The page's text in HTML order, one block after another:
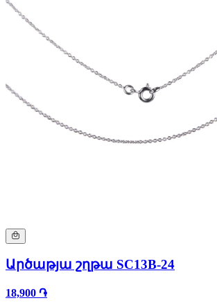
Արծաթյա շղթա SC13B-24
18,900 ֏